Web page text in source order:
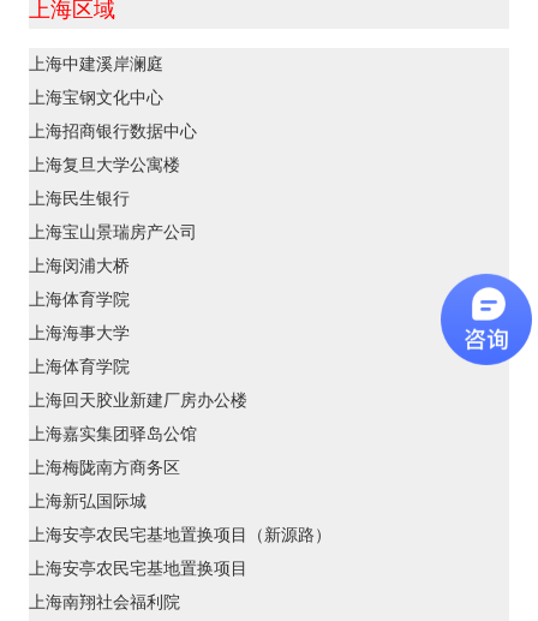
上海区域
上海中建溪岸澜庭
上海宝钢文化中心
上海招商银行数据中心
上海复旦大学公寓楼
上海民生银行
上海宝山景瑞房产公司
上海闵浦大桥
上海体育学院
上海海事大学
上海体育学院
上海回天胶业新建厂房办公楼
上海嘉实集团驿岛公馆
上海梅陇南方商务区
上海新弘国际城
上海安亭农民宅基地置换项目（新源路）
上海安亭农民宅基地置换项目
上海南翔社会福利院